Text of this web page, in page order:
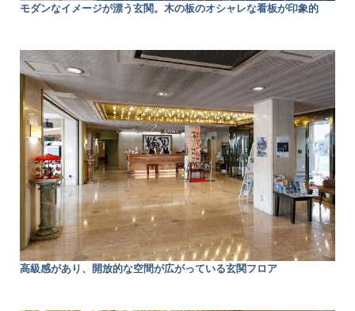
モダンなイメージが漂う玄関。木の板のオシャレな看板が印象的
高級感があり、開放的な空間が広がっている玄関フロア